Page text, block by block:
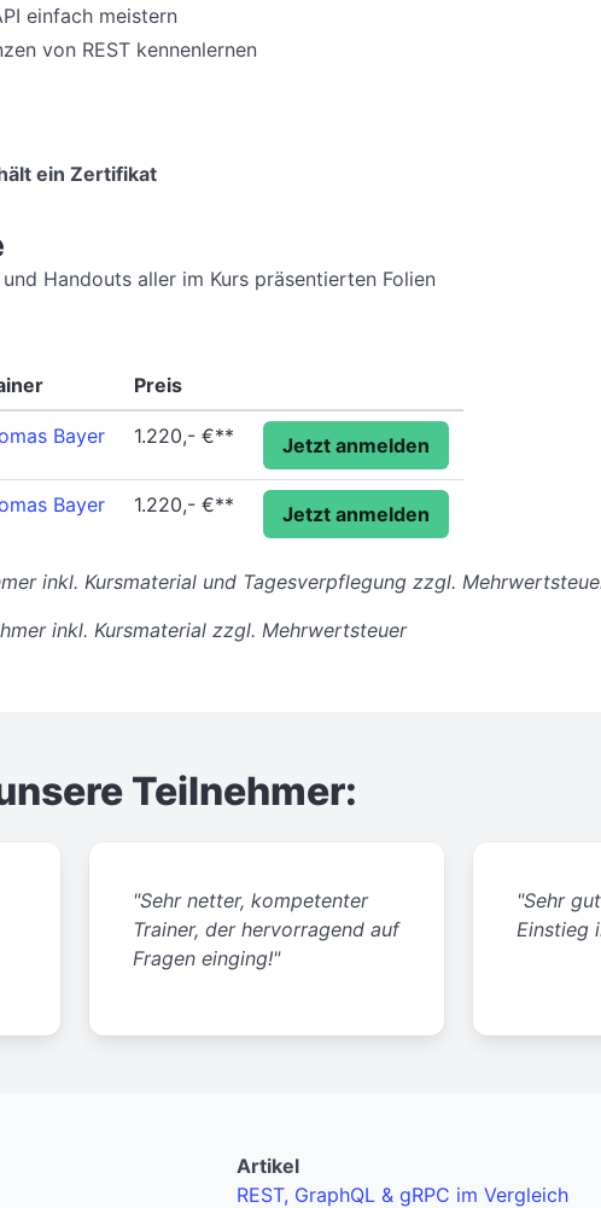
einfach meistern
von REST kennenlernen
ein Zertifikat
Handouts aller im Kurs präsentierten Folien
Preis
Bayer 1.220,- €** Jetzt anmelden
Bayer 1.220,- €** Jetzt anmelden
inkl. Kursmaterial und Tagesverpflegung zzgl.
inkl. Kursmaterial zzgl. Mehrwertsteuer
Teilnehmer:
"Sehr netter, kompetenter
Trainer, der hervorragend auf
Fragen einging!"
"Sehr
Einstieg
Artikel
REST, GraphQL & gRPC im Vergleich